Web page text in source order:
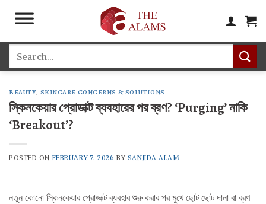
BEAUTY, SKINCARE CONCERNS & SOLUTIONS
স্কিনকেয়ার প্রোডাক্ট ব্যবহারের পর ব্রণ? ‘Purging’ নাকি
‘Breakout’?
POSTED ON FEBRUARY 7, 2026 BY SANJIDA ALAM
নতুন কোনো স্কিনকেয়ার প্রোডাক্ট ব্যবহার শুরু করার পর মুখে ছোট ছোট দানা বা ব্রণ